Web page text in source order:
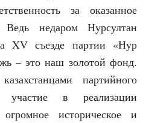
за оказанное
Ведь недаром Нурсултан
XV съезде партии «Нур
– это наш золотой фонд.
партийного
в реализации
историческое и